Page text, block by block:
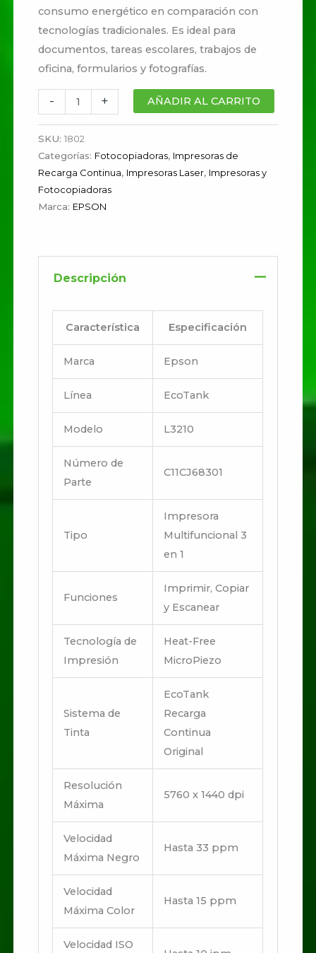
consumo energético en comparación con
tecnologías tradicionales. Es ideal para
documentos, tareas escolares, trabajos de
oficina, formularios y fotografías.
- + AÑADIR AL CARRITO
SKU:1802
Categorías: Fotocopiadoras, Impresoras de
Recarga Continua, Impresoras Laser, Impresoras y
Fotocopiadoras
Marca: EPSON
Descripción
Característica Especificación
Marca Epson
Línea EcoTank
Modelo L3210
Número de
Parte
C11CJ68301
Tipo
Impresora
Multifuncional 3
en 1
Funciones
Imprimir, Copiar
y Escanear
Tecnología de
Impresión
Heat-Free
MicroPiezo
Sistema de
Tinta
EcoTank
Recarga
Continua
Original
Resolución
Máxima
5760 x 1440 dpi
Velocidad
Máxima Negro
Hasta 33 ppm
Velocidad
Máxima Color
Hasta 15 ppm
Velocidad ISO